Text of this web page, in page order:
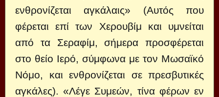
ενθρονίζεται αγκάλαις» (Αυτός που
φέρεται επί των Χερουβίμ και υμνείται
από τα Σεραφίμ, σήμερα προσφέρεται
στο θείο Ιερό, σύμφωνα με τον Μωσαϊκό
Νόμο, και ενθρονίζεται σε πρεσβυτικές
αγκάλες). «Λέγε Συμεών, τίνα φέρων εν